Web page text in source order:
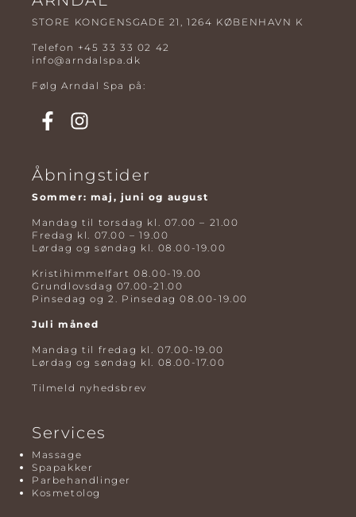
STORE KONGENSGADE 21, 1264 KØBENHAVN K
Telefon +45 33 33 02 42
info@arndalspa.dk
Følg Arndal Spa på:
Åbningstider
Sommer: maj, juni og august
Mandag til torsdag kl. 07.00 – 21.00
Fredag kl. 07.00 – 19.00
Lørdag og søndag kl. 08.00-19.00
Kristihimmelfart 08.00-19.00
Grundlovsdag 07.00-21.00
Pinsedag og 2. Pinsedag 08.00-19.00
Juli måned
Mandag til fredag kl. 07.00-19.00
Lørdag og søndag kl. 08.00-17.00
Tilmeld nyhedsbrev
Services
Massage
Spapakker
Parbehandlinger
Kosmetolog